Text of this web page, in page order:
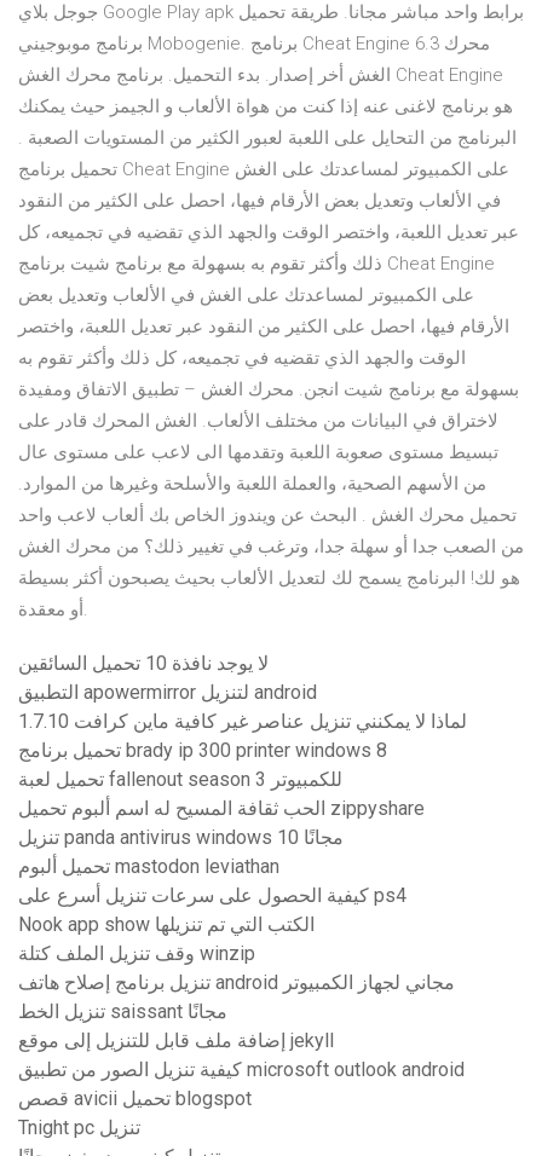
جوجل بلاي Google Play apk برابط واحد مباشر مجانا. طريقة تحميل
برنامج موبوجيني Mobogenie. برنامج Cheat Engine 6.3 محرك
الغش أخر إصدار. بدء التحميل. برنامج محرك الغش Cheat Engine
هو برنامج لاغنى عنه إذا كنت من هواة الألعاب و الجيمز حيث يمكنك
البرنامج من التحايل على اللعبة لعبور الكثير من المستويات الصعبة .
تحميل برنامج Cheat Engine على الكمبيوتر لمساعدتك على الغش
في الألعاب وتعديل بعض الأرقام فيها، احصل على الكثير من النقود
عبر تعديل اللعبة، واختصر الوقت والجهد الذي تقضيه في تجميعه، كل
ذلك وأكثر تقوم به بسهولة مع برنامج شيت برنامج Cheat Engine
على الكمبيوتر لمساعدتك على الغش في الألعاب وتعديل بعض
الأرقام فيها، احصل على الكثير من النقود عبر تعديل اللعبة، واختصر
الوقت والجهد الذي تقضيه في تجميعه، كل ذلك وأكثر تقوم به
بسهولة مع برنامج شيت انجن. محرك الغش – تطبيق الاتفاق ومفيدة
لاختراق في البيانات من مختلف الألعاب. الغش المحرك قادر على
تبسيط مستوى صعوبة اللعبة وتقدمها الى لاعب على مستوى عال
من الأسهم الصحية، والعملة اللعبة والأسلحة وغيرها من الموارد.
تحميل محرك الغش . البحث عن ويندوز الخاص بك ألعاب لاعب واحد
من الصعب جدا أو سهلة جدا، وترغب في تغيير ذلك؟ من محرك الغش
هو لك! البرنامج يسمح لك لتعديل الألعاب بحيث يصبحون أكثر بسيطة
أو معقدة.
لا يوجد نافذة 10 تحميل السائقين
التطبيق apowermirror لتنزيل android
لماذا لا يمكنني تنزيل عناصر غير كافية ماين كرافت 1.7.10
تحميل برنامج brady ip 300 printer windows 8
تحميل لعبة fallenout season 3 للكمبيوتر
الحب ثقافة المسيح له اسم ألبوم تحميل zippyshare
تنزيل panda antivirus windows 10 مجانًا
تحميل ألبوم mastodon leviathan
كيفية الحصول على سرعات تنزيل أسرع على ps4
Nook app show الكتب التي تم تنزيلها
وقف تنزيل الملف كتلة winzip
تنزيل برنامج إصلاح هاتف android مجاني لجهاز الكمبيوتر
تنزيل الخط saissant مجانًا
إضافة ملف قابل للتنزيل إلى موقع jekyll
كيفية تنزيل الصور من تطبيق microsoft outlook android
قصص avicii تحميل blogspot
Tnight pc تنزيل